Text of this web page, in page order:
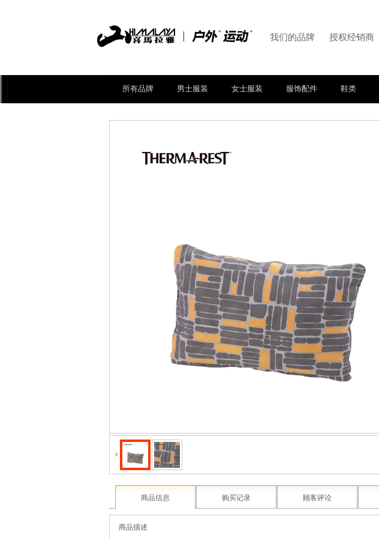
我们的品牌 授权经销商
商品信息 购买记录 顾客评论
商品描述
所有品牌 男士服装 女士服装 服饰配件 鞋类